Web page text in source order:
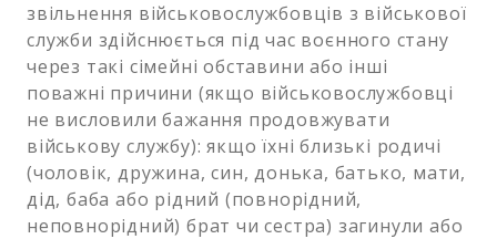
звільнення військовослужбовців з військової
служби здійснюється під час воєнного стану
через такі сімейні обставини або інші
поважні причини (якщо військовослужбовці
не висловили бажання продовжувати
військову службу): якщо їхні близькі родичі
(чоловік, дружина, син, донька, батько, мати,
дід, баба або рідний (повнорідний,
неповнорідний) брат чи сестра) загинули або